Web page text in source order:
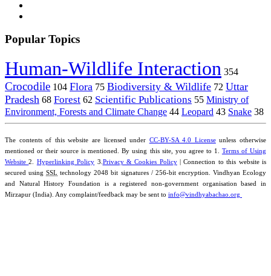
Popular Topics
Human-Wildlife Interaction 354
Crocodile 104 Flora 75 Biodiversity & Wildlife 72 Uttar
Pradesh 68 Forest 62 Scientific Publications 55 Ministry of
Environment, Forests and Climate Change 44 Leopard 43 Snake 38
The contents of this website are licensed under CC-BY-SA 4.0 Licenseunless otherwise
mentioned or their source is mentioned. By using this site, you agree to 1. Terms of Using
Website2. Hyperlinking Policy 3. Privacy & Cookies Policy| Connection to this website is
secured usingSSL technology 2048 bit signatures / 256-bit encryption. Vindhyan Ecology
and Natural History Foundation is a registered non-government organisation based in
Mirzapur (India). Any complaint/feedback may be sent to info@vindhyabachao.org